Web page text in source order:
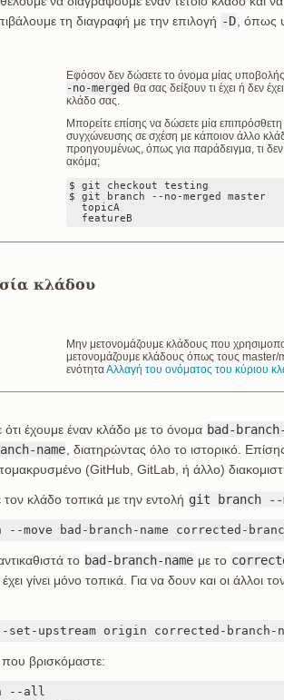
τη διαγραφή με την επιλογή -D , όπως
Εφόσον δεν δώσετε το όνομα μίας υποβολής
-no-merged θα σας δείξουν τι έχει ή δεν
κλάδο σας.
Μπορείτε επίσης να δώσετε μία
συγχώνευσης σε σχέση με κάποιον άλλο
προηγουμένως, όπως για παράδειγμα, τι δεν
ακόμα;
$ git checkout testing
$ git branch --no-merged master
  featureB
κλάδου
Μην μετονομάζουμε κλάδους που
μετονομάζουμε κλάδους όπως τους master/
ενότηταΑλλαγή του ονόματος του κύριου
έχουμε έναν κλάδο με το όνομα bad-
name , διατηρώντας όλο το ιστορικό.
(GitHub, GitLab, ή άλλο)
κλάδο τοπικά με την εντολή git branch --
move bad-branch-name corrected-
το bad-branch-name με το
γίνει μόνο τοπικά. Για να δουν και οι άλλοι
upstream origin corrected-branch-
βρισκόμαστε:
--all